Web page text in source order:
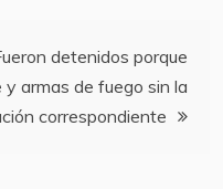
detenidos porque
armas de fuego sin la
correspondiente